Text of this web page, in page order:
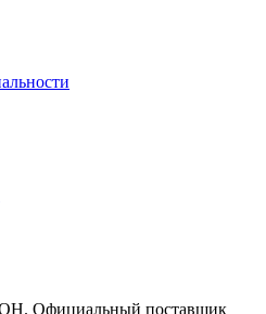
Официальный поставщик